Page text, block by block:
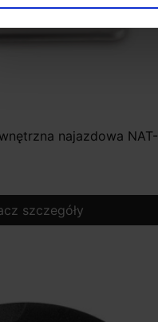
najazdowa NAT-
szczegóły